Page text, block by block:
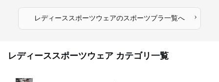
レディーススポーツウェアのスポーツブラ一覧へ ›
レディーススポーツウェア カテゴリ一覧